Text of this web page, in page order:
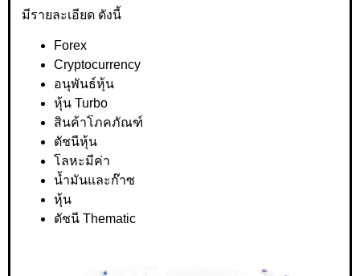
มีรายละเอียด ดังนี้
Forex
Cryptocurrency
อนุพันธ์หุ้น
หุ้น Turbo
สินค้าโภคภัณฑ์
ดัชนีหุ้น
โลหะมีค่า
น้ำมันและก๊าซ
หุ้น
ดัชนี Thematic